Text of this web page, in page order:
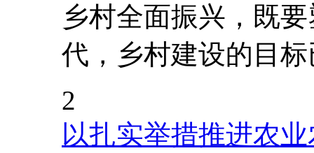
乡村全面振兴，既
代，乡村建设的目
2
以扎实举措推进农